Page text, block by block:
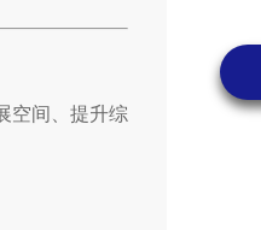
空间、提升综